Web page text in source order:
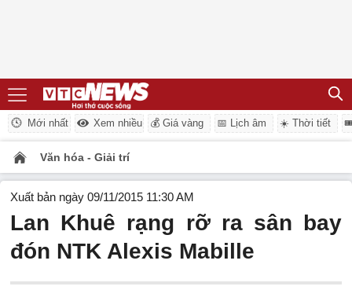
Mới nhất Xem nhiều 💰 Giá vàng 📅 Lịch âm ☀️ Thời tiết
Văn hóa - Giải trí
Xuất bản ngày 09/11/2015 11:30 AM
Lan Khuê rạng rỡ ra sân bay
đón NTK Alexis Mabille